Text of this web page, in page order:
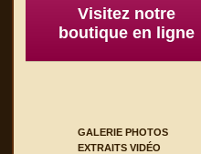
Visitez notre
boutique en ligne
GALERIE PHOTOS
EXTRAITS VIDÉO